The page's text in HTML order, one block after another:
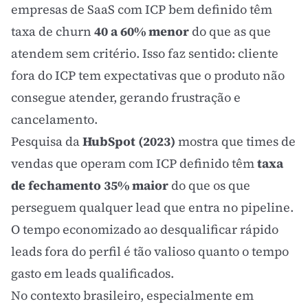
empresas de SaaS com ICP bem definido têm
taxa de churn 40 a 60% menordo que as que
atendem sem critério. Isso faz sentido: cliente
fora do ICP tem expectativas que o produto não
consegue atender, gerando frustração e
cancelamento.
Pesquisa daHubSpot (2023) mostra que times de
vendas que operam com ICP definido têmtaxa
de fechamento 35% maiordo que os que
perseguem qualquerleadque entra no pipeline.
O tempo economizado ao desqualificar rápido
leads fora do perfil é tão valioso quanto o tempo
gasto em leads qualificados.
No contexto brasileiro, especialmente em